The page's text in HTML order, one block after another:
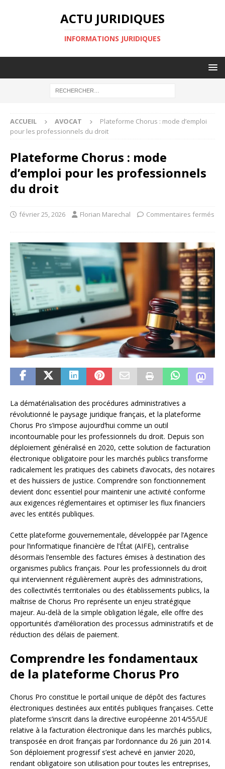
ACTU JURIDIQUES
INFORMATIONS JURIDIQUES
ACCUEIL AVOCAT
Plateforme Chorus : mode d’emploi
pour les professionnels du droit
Plateforme Chorus : mode
d’emploi pour les professionnels
du droit
février 25, 2026 Florian Marechal Commentaires fermés
La dématérialisation des procédures administratives a
révolutionné le paysage juridique français, et la plateforme
Chorus Pro s’impose aujourd’hui comme un outil
incontournable pour les professionnels du droit. Depuis son
déploiement généralisé en 2020, cette solution de facturation
électronique obligatoire pour les marchés publics transforme
radicalement les pratiques des cabinets d’avocats, des notaires
et des huissiers de justice. Comprendre son fonctionnement
devient donc essentiel pour maintenir une activité conforme
aux exigences réglementaires et optimiser les flux financiers
avec les entités publiques.
Cette plateforme gouvernementale, développée par l’Agence
pour l’informatique financière de l’État (AIFE), centralise
désormais l’ensemble des factures émises à destination des
organismes publics français. Pour les professionnels du droit
qui interviennent régulièrement auprès des administrations,
des collectivités territoriales ou des établissements publics, la
maîtrise de Chorus Pro représente un enjeu stratégique
majeur. Au-delà de la simple obligation légale, elle offre des
opportunités d’amélioration des processus administratifs et de
réduction des délais de paiement.
Comprendre les fondamentaux
de la plateforme Chorus Pro
Chorus Pro constitue le portail unique de dépôt des factures
électroniques destinées aux entités publiques françaises. Cette
plateforme s’inscrit dans la directive européenne 2014/55/UE
relative à la facturation électronique dans les marchés publics,
transposée en droit français par l’ordonnance du 26 juin 2014.
Son déploiement progressif s’est achevé en janvier 2020,
rendant obligatoire son utilisation pour toutes les entreprises,